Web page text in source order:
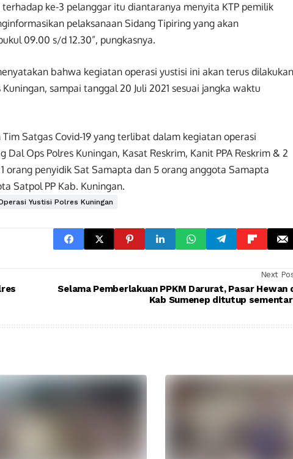
ke-3 pelanggar itu diantaranya menyita KTP pemilik
pelaksanaan Sidang Tipiring yang akan
09.00 s/d 12.30”, pungkasnya.
bahwa kegiatan operasi yustisi ini akan terus dilakukan
sampai tanggal 20 Juli 2021 sesuai jangka waktu
Satgas Covid-19 yang terlibat dalam kegiatan operasi
Ops Polres Kuningan, Kasat Reskrim, Kanit PPA Reskrim & 2
orang penyidik Sat Samapta dan 5 orang anggota Samapta
Satpol PP Kab. Kuningan.
Yustisi Polres Kuningan
Next
Selama Pemberlakuan PPKM Darurat, Pasar Hewan
Kab Sumenep ditutup